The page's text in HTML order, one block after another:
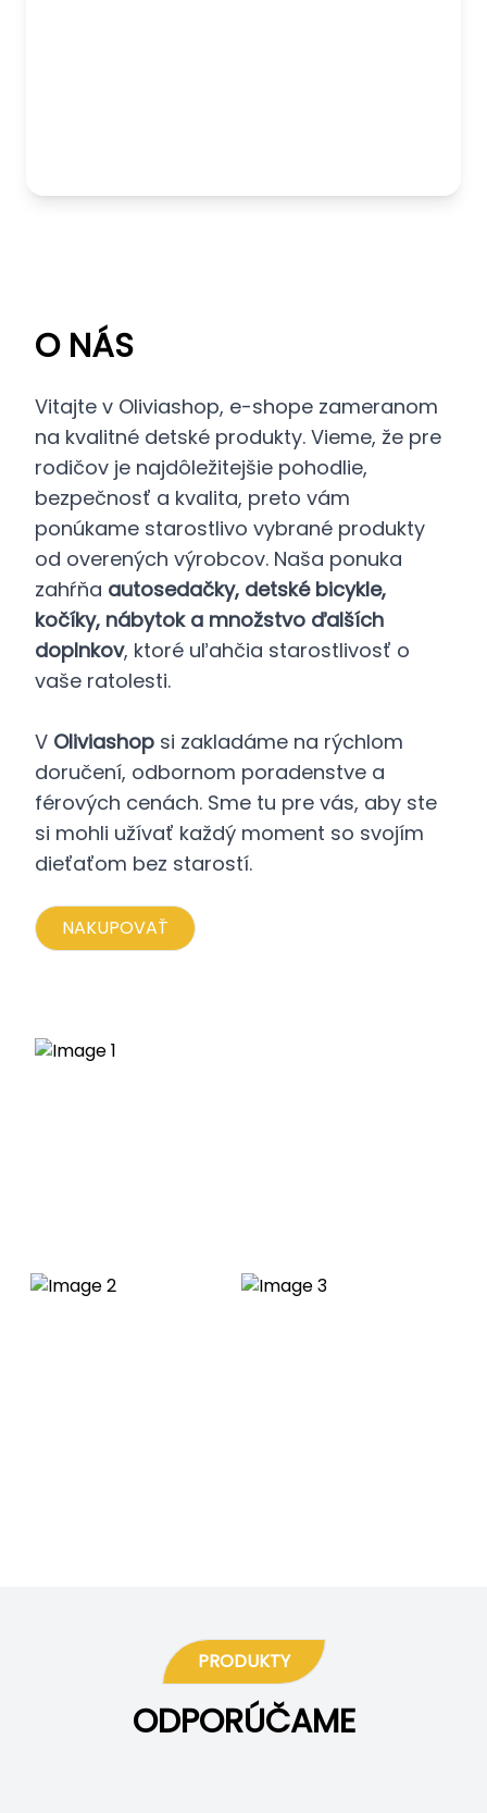
O NÁS
Vitajte v Oliviashop, e-shope zameranom
na kvalitné detské produkty. Vieme, že pre
rodičov je najdôležitejšie pohodlie,
bezpečnosť a kvalita, preto vám
ponúkame starostlivo vybrané produkty
od overených výrobcov. Naša ponuka
zahŕňa autosedačky, detské bicykle,
kočíky, nábytok a množstvo ďalších
doplnkov, ktoré uľahčia starostlivosť o
vaše ratolesti.
V Oliviashop si zakladáme na rýchlom
doručení, odbornom poradenstve a
férových cenách. Sme tu pre vás, aby ste
si mohli užívať každý moment so svojím
dieťaťom bez starostí.
NAKUPOVAŤ
PRODUKTY
ODPORÚČAME